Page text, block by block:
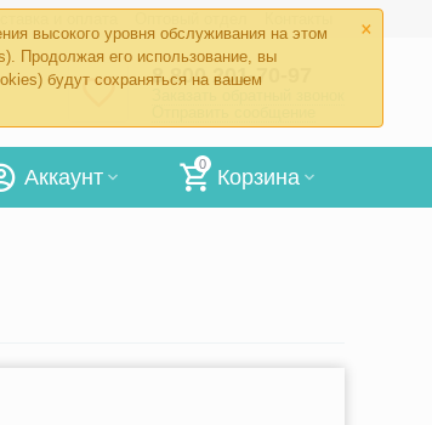
×
высокого уровня обслуживания на этом
Продолжая его использование, вы
будут сохраняться на вашем
8 800 201-70-97
0
Корзина
Аккаунт